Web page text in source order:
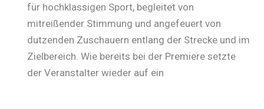
für hochklassigen Sport, begleitet von
mitreißender Stimmung und angefeuert von
dutzenden Zuschauern entlang der Strecke und im
Zielbereich. Wie bereits bei der Premiere setzte
der Veranstalter wieder auf ein